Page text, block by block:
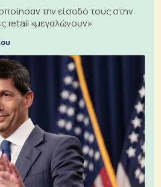
την είσοδό τους στην
retail «μεγαλώνουν»